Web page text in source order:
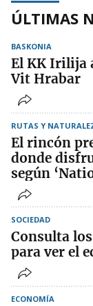
ÚLTIMAS
BASKONIA
El KK Irilija
Vit Hrabar
RUTAS Y
El rincón
donde
según
SOCIEDAD
Consulta
para ver el
ECONOMÍA